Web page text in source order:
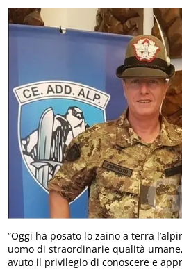
“Oggi ha posato lo zaino a terra
uomo di straordinarie qualità
avuto il privilegio di conoscere e